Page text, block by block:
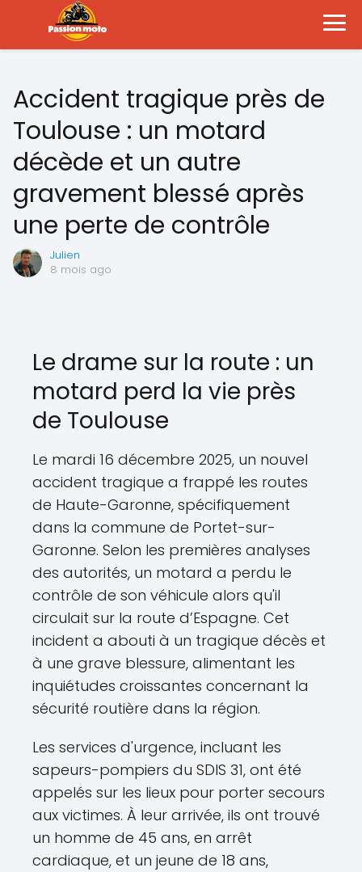
Accident tragique près de
Toulouse : un motard
décède et un autre
gravement blessé après
une perte de contrôle
Julien
8 mois ago
Le drame sur la route : un
motard perd la vie près
de Toulouse
Le mardi 16 décembre 2025, un nouvel
accident tragique a frappé les routes
de Haute-Garonne, spécifiquement
dans la commune de Portet-sur-
Garonne. Selon les premières analyses
des autorités, un motard a perdu le
contrôle de son véhicule alors qu'il
circulait sur la route d’Espagne. Cet
incident a abouti à un tragique décès et
à une grave blessure, alimentant les
inquiétudes croissantes concernant la
sécurité routière dans la région.
Les services d'urgence, incluant les
sapeurs-pompiers du SDIS 31, ont été
appelés sur les lieux pour porter secours
aux victimes. À leur arrivée, ils ont trouvé
un homme de 45 ans, en arrêt
cardiaque, et un jeune de 18 ans,